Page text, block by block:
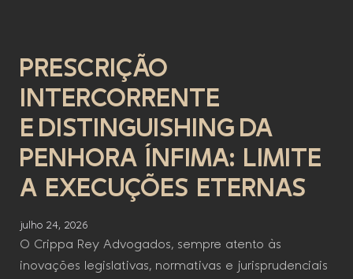
PRESCRIÇÃO
INTERCORRENTE
E DISTINGUISHING DA
PENHORA ÍNFIMA: LIMITE
A EXECUÇÕES ETERNAS
julho 24, 2026
O Crippa Rey Advogados, sempre atento às
inovações legislativas, normativas e jurisprudenciais